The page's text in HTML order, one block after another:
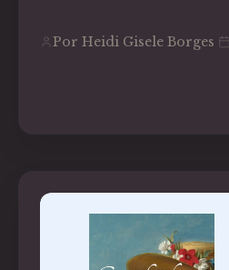
Por Heidi Gisele Borges